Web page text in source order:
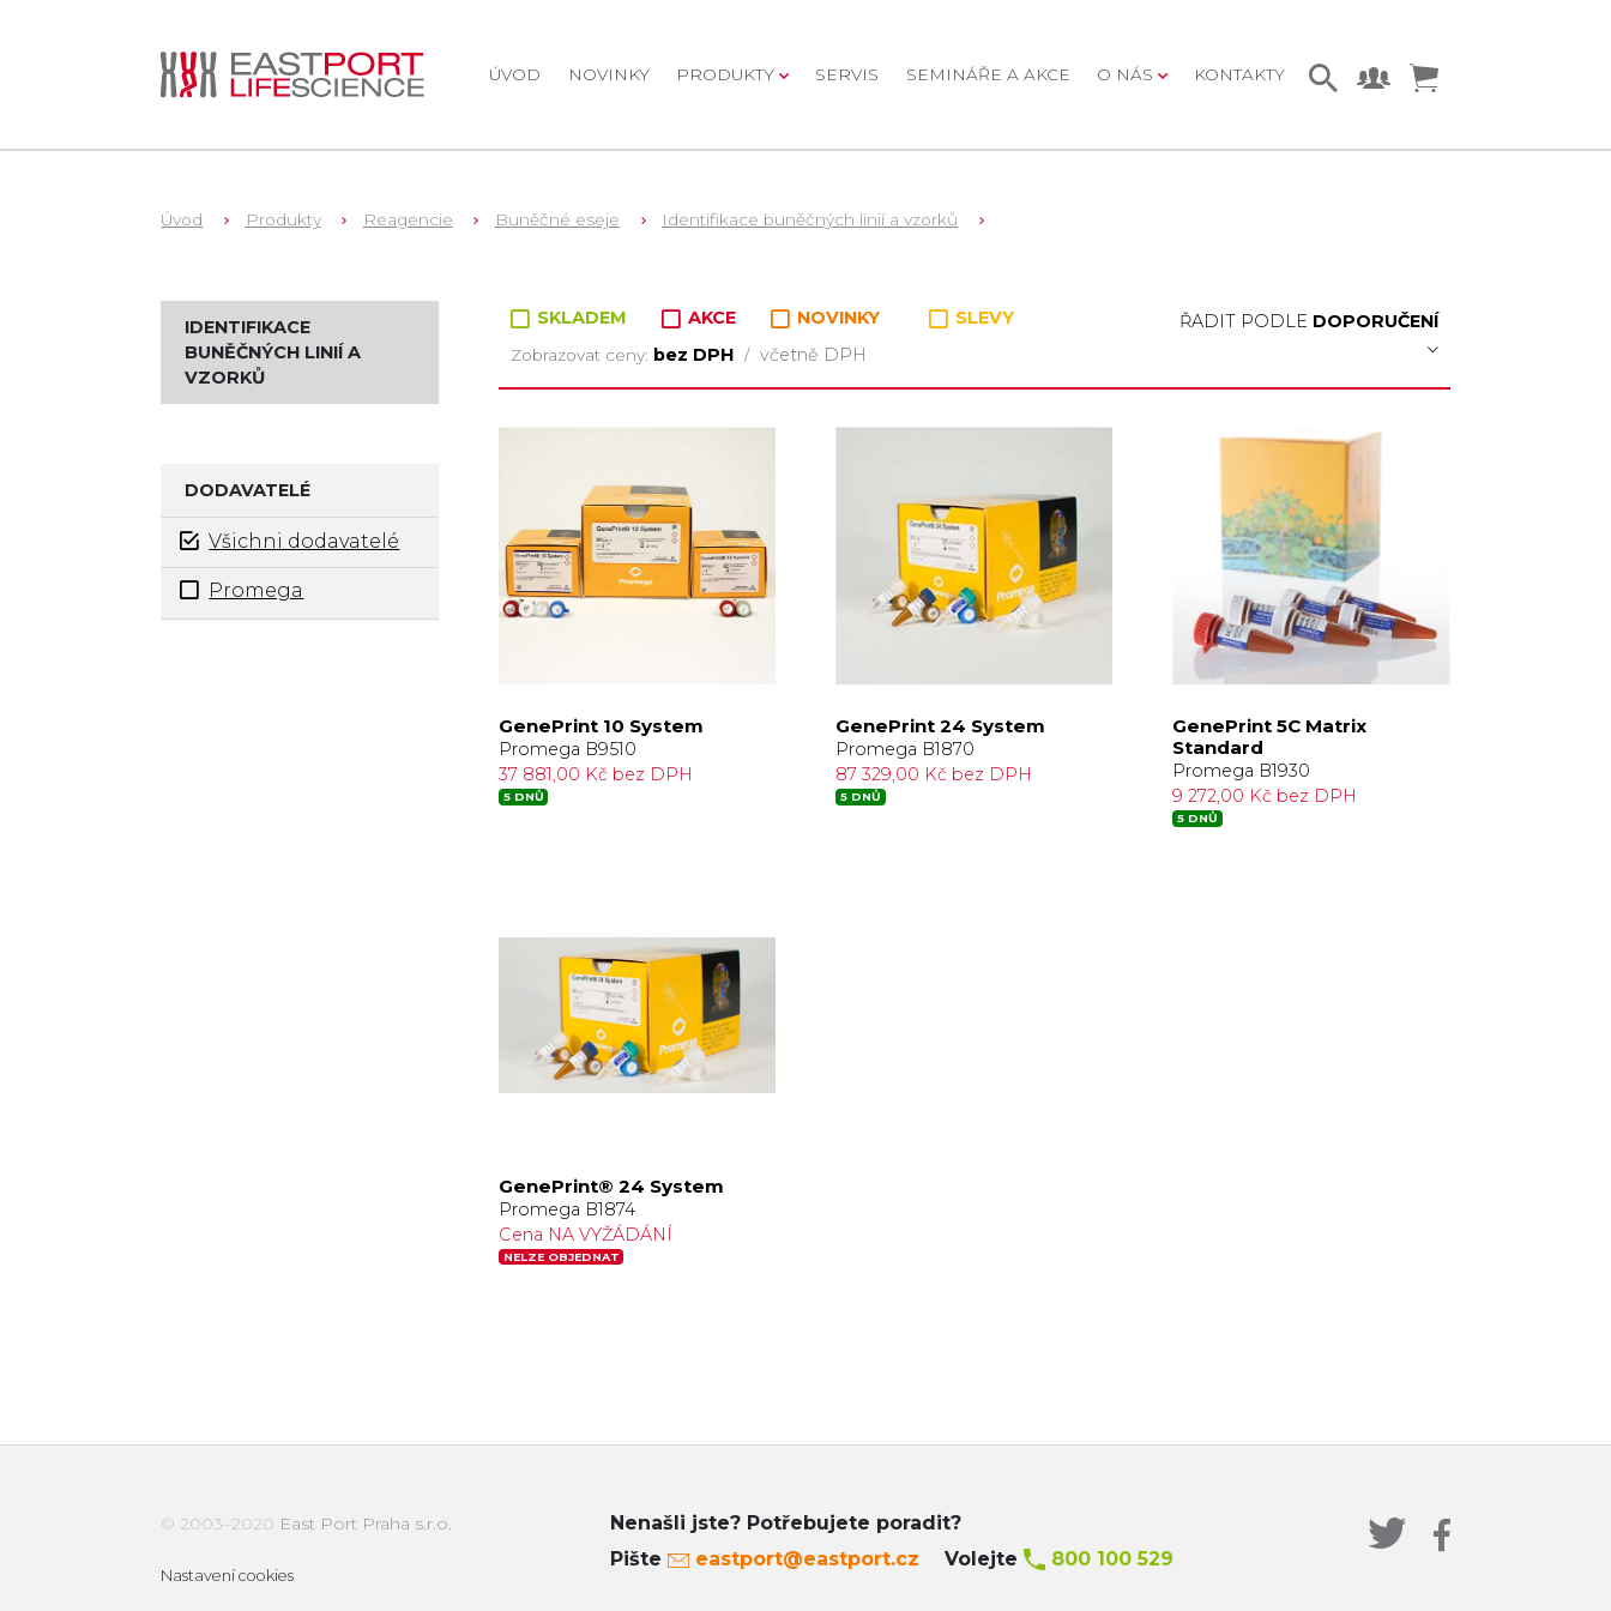
ÚVOD NOVINKY PRODUKTY SERVIS SEMINÁŘE A AKCE O NÁS KONTAKTY
Úvod Produkty Reagencie Buněčné eseje Identifikace buněčných linií a vzorků
IDENTIFIKACE
BUNĚČNÝCH LINIÍ A
VZORKŮ
DODAVATELÉ
Všichni dodavatelé
Promega
Zboží v kategorii
SKLADEM AKCE NOVINKY SLEVY
Zobrazovat ceny: bez DPH / včetně DPH
ŘADIT PODLE DOPORUČENÍ
GenePrint 10 System
Promega B9510
37 881,00 Kč bez DPH
5 DNŮ
GenePrint 24 System
Promega B1870
87 329,00 Kč bez DPH
5 DNŮ
GenePrint 5C Matrix
Standard
Promega B1930
9 272,00 Kč bez DPH
5 DNŮ
GenePrint® 24 System
Promega B1874
Cena NA VYŽÁDÁNÍ
NELZE OBJEDNAT
© 2003–2020 East Port Praha s.r.o.
Nastavení cookies
Nenašli jste? Potřebujete poradit?
Pište
eastport@eastport.cz Volejte 800 100 529